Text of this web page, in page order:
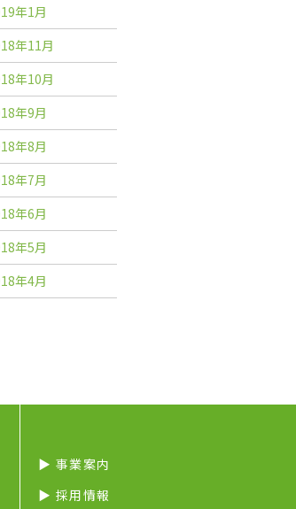
年1月
年11月
年10月
年9月
年8月
年7月
年6月
年5月
年4月
▶︎ 事業案内
▶︎ 採用情報